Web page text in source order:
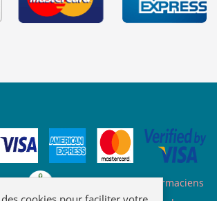
Site de l'ordre des pharmaciens